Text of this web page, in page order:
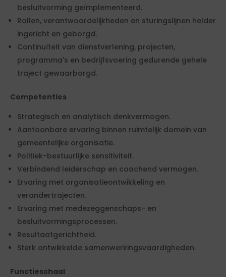
besluitvorming geïmplementeerd.
Rollen, verantwoordelijkheden en sturingslijnen helder
ingericht en geborgd.
Continuïteit van dienstverlening, projecten,
programma's en bedrijfsvoering gedurende gehele
traject gewaarborgd.
Competenties
Strategisch en analytisch denkvermogen.
Aantoonbare ervaring binnen ruimtelijk domein van
gemeentelijke organisatie.
Politiek-bestuurlijke sensitiviteit.
Verbindend leiderschap en coachend vermogen.
Ervaring met organisatieontwikkeling en
verandertrajecten.
Ervaring met medezeggenschaps- en
besluitvormingsprocessen.
Resultaatgerichtheid.
Sterk ontwikkelde samenwerkingsvaardigheden.
Functieschaal